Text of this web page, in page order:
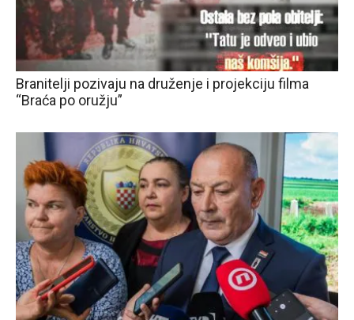
Branitelji pozivaju na druženje i projekciju filma
“Braća po oružju”